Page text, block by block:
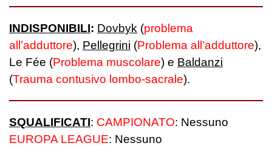
INDISPONIBILI: Dovbyk (problema
all’adduttore), Pellegrini (Problema all’adduttore),
Le Fée (Problema muscolare) e Baldanzi
(Trauma contusivo lombo-sacrale).
SQUALIFICATI: CAMPIONATO: Nessuno
EUROPA LEAGUE: Nessuno